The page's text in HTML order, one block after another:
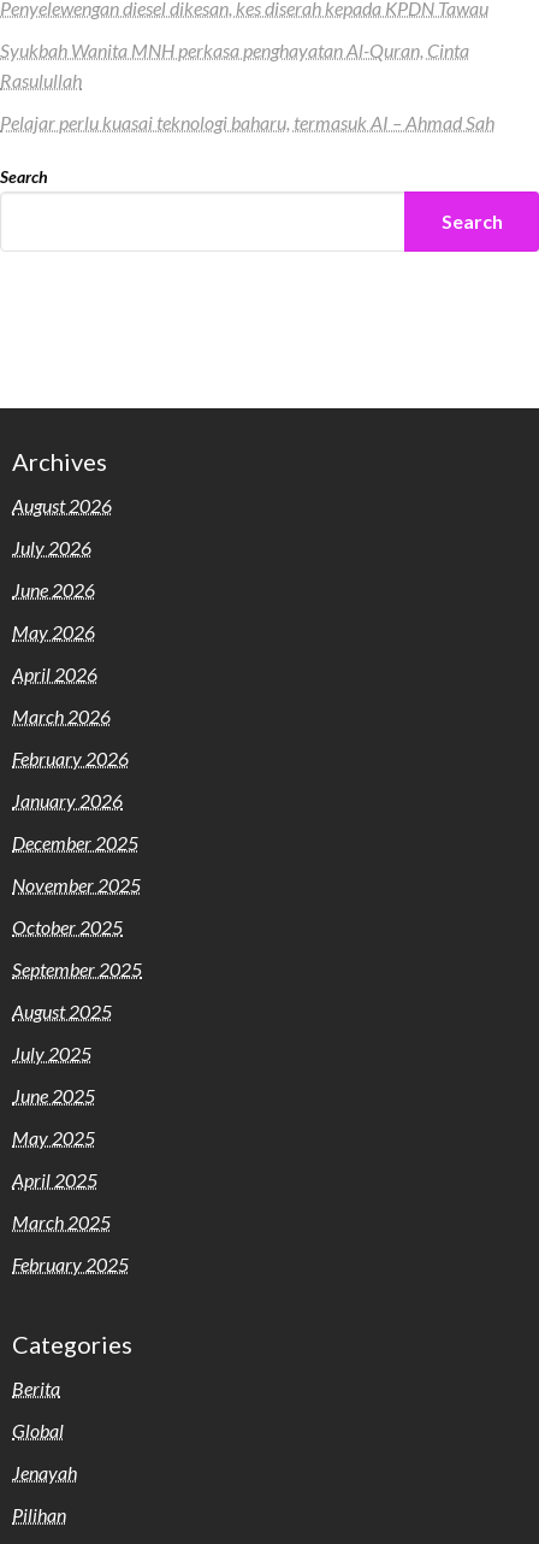
Penyelewengan diesel dikesan, kes diserah kepada KPDN Tawau
Syukbah Wanita MNH perkasa penghayatan Al-Quran, Cinta
Rasulullah
Pelajar perlu kuasai teknologi baharu, termasuk AI – Ahmad Sah
Search
Search
Archives
August 2026
July 2026
June 2026
May 2026
April 2026
March 2026
February 2026
January 2026
December 2025
November 2025
October 2025
September 2025
August 2025
July 2025
June 2025
May 2025
April 2025
March 2025
February 2025
Categories
Berita
Global
Jenayah
Pilihan